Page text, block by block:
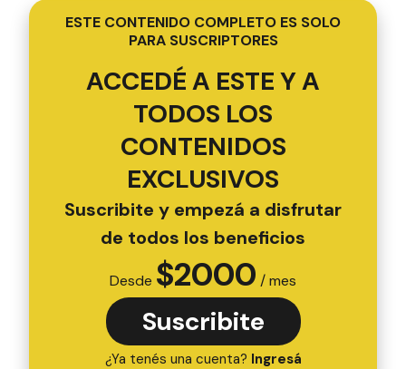
ESTE CONTENIDO COMPLETO ES SOLO
PARA SUSCRIPTORES
ACCEDÉ A ESTE Y A
TODOS LOS
CONTENIDOS
EXCLUSIVOS
Suscribite y empezá a disfrutar
de todos los beneficios
Desde $2000 / mes
Suscribite
¿Ya tenés una cuenta? Ingresá